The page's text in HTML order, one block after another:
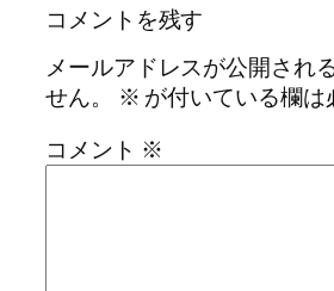
コメントを残す
メールアドレスが公開され
せん。
※ が付いている欄は
コメント ※